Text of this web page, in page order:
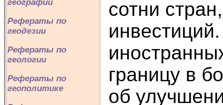
географии
Рефераты по
геодезии
Рефераты по
геологии
Рефераты по
геополитике
сотни
границу в
об